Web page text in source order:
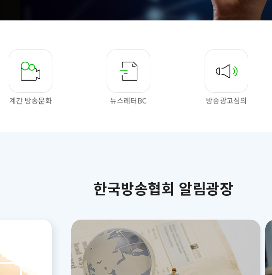
계간 방송문화 뉴스레터BC 방송광고심의
한국방송협회 알림광장